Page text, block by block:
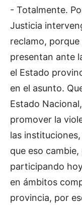
- Totalmente.
Justicia
reclamo,
presentan ante
el Estado
en el asunto.
Estado
promover la
las
que eso
participando
en ámbitos
provincia, por